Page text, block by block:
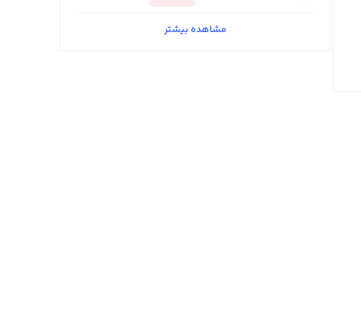
مشاهده بیشتر